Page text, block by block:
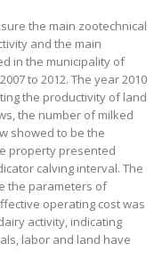
the main zootechnical
and the main
in the municipality of
to 2012. The year 2010
the productivity of land
the number of milked
showed to be the
property presented
calving interval. The
the parameters of
operating cost was
activity, indicating
labor and land have